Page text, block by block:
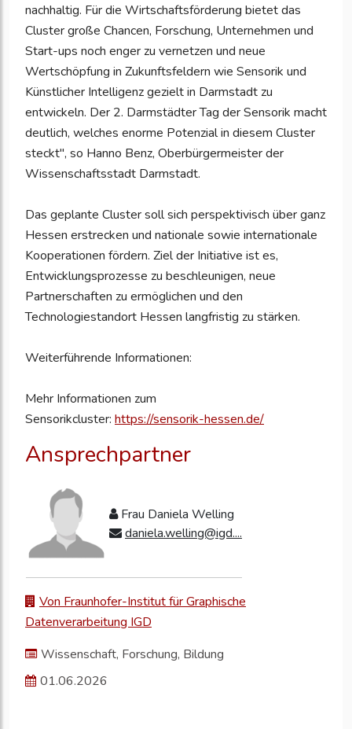
nachhaltig. Für die Wirtschaftsförderung bietet das
Cluster große Chancen, Forschung, Unternehmen und
Start-ups noch enger zu vernetzen und neue
Wertschöpfung in Zukunftsfeldern wie Sensorik und
Künstlicher Intelligenz gezielt in Darmstadt zu
entwickeln. Der 2. Darmstädter Tag der Sensorik macht
deutlich, welches enorme Potenzial in diesem Cluster
steckt", so Hanno Benz, Oberbürgermeister der
Wissenschaftsstadt Darmstadt.
Das geplante Cluster soll sich perspektivisch über ganz
Hessen erstrecken und nationale sowie internationale
Kooperationen fördern. Ziel der Initiative ist es,
Entwicklungsprozesse zu beschleunigen, neue
Partnerschaften zu ermöglichen und den
Technologiestandort Hessen langfristig zu stärken.
Weiterführende Informationen:
Mehr Informationen zum
Sensorikcluster: https://sensorik-hessen.de/
Ansprechpartner
Frau Daniela Welling
daniela.welling@igd....
Von Fraunhofer-Institut für Graphische
Datenverarbeitung IGD
Wissenschaft, Forschung, Bildung
01.06.2026